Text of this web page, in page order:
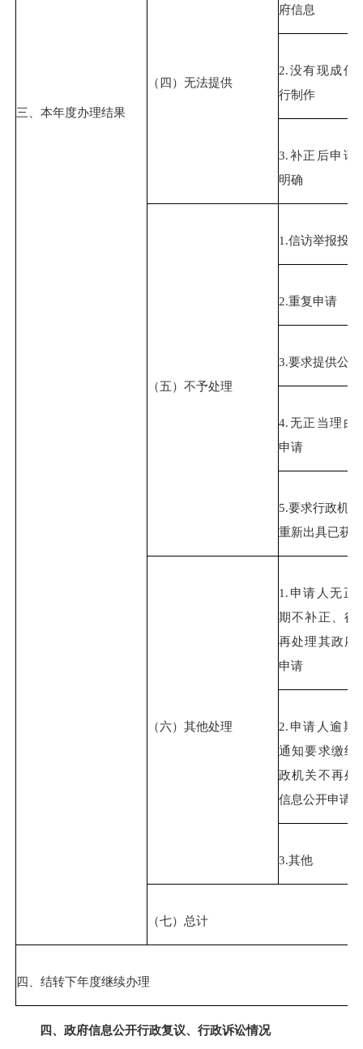
三、本年度办理结果
（四）无法提供
府信息
2.没有现成信
行制作
3.补正后申请
明确
（五）不予处理
1.信访举报投
2.重复申请
3.要求提供公
4.无正当理由
申请
5.要求行政机
重新出具已获
（六）其他处理
1.申请人无正
期不补正、行
再处理其政府
申请
2.申请人逾期
通知要求缴纳
政机关不再处
信息公开申请
3.其他
（七）总计
四、结转下年度继续办理
四、政府信息公开行政复议、行政诉讼情况